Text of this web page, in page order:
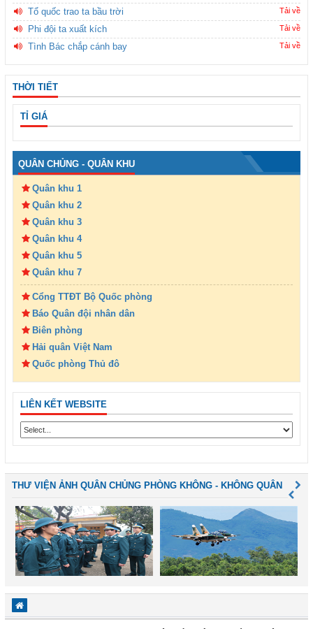
Tổ quốc trao ta bầu trời Tải về
Phi đội ta xuất kích Tải về
Tình Bác chắp cánh bay Tải về
THỜI TIẾT
TỈ GIÁ
QUÂN CHỦNG - QUÂN KHU
Quân khu 1
Quân khu 2
Quân khu 3
Quân khu 4
Quân khu 5
Quân khu 7
Cổng TTĐT Bộ Quốc phòng
Báo Quân đội nhân dân
Biên phòng
Hải quân Việt Nam
Quốc phòng Thủ đô
LIÊN KẾT WEBSITE
THƯ VIỆN ẢNH QUÂN CHỦNG PHÒNG KHÔNG - KHÔNG QUÂN